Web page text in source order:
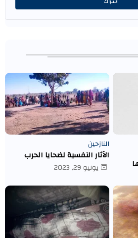
النازحين
الآثار النفسية لضحايا الحرب
يونيو 29, 2023